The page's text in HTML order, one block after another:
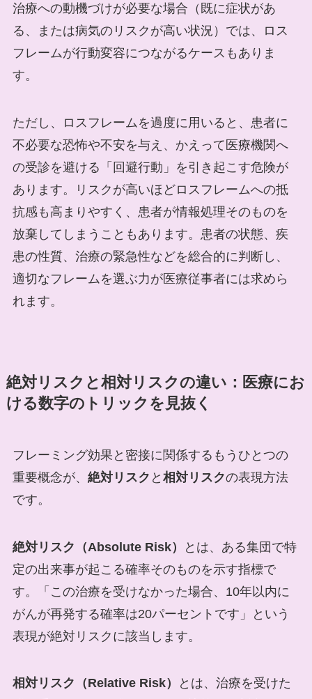
治療への動機づけが必要な場合（既に症状があ
る、または病気のリスクが高い状況）では、ロス
フレームが行動変容につながるケースもありま
す。
ただし、ロスフレームを過度に用いると、患者に
不必要な恐怖や不安を与え、かえって医療機関へ
の受診を避ける「回避行動」を引き起こす危険が
あります。リスクが高いほどロスフレームへの抵
抗感も高まりやすく、患者が情報処理そのものを
放棄してしまうこともあります。患者の状態、疾
患の性質、治療の緊急性などを総合的に判断し、
適切なフレームを選ぶ力が医療従事者には求めら
れます。
絶対リスクと相対リスクの違い：医療にお
ける数字のトリックを見抜く
フレーミング効果と密接に関係するもうひとつの
重要概念が、 絶対リスク と 相対リスクの表現方法
です。
絶対リスク（Absolute Risk）
とは、ある集団で特
定の出来事が起こる確率そのものを示す指標で
す。「この治療を受けなかった場合、10年以内に
がんが再発する確率は20パーセントです」という
表現が絶対リスクに該当します。
相対リスク（Relative Risk）
とは、治療を受けた